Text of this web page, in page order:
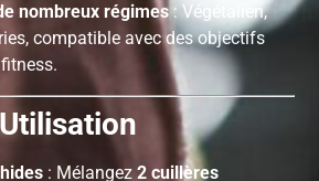
nombreux régimes: Végétalien,
compatible avec des objectifs
: Mélangez2 cuillères